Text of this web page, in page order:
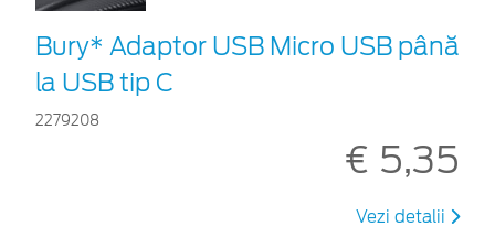
Bury* Adaptor USB Micro USB până
la USB tip C
2279208
€ 5,35
Vezi detalii